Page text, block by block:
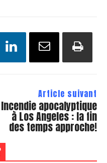
Article suivant
Incendie apocalyptique
à Los Angeles : la fin
des temps approche!